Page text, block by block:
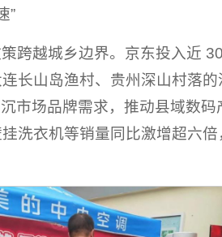
”
跨越城乡边界。京东投入近
长山岛渔村、贵州深山村落
市场品牌需求，推动县域数
洗衣机等销量同比激增超六